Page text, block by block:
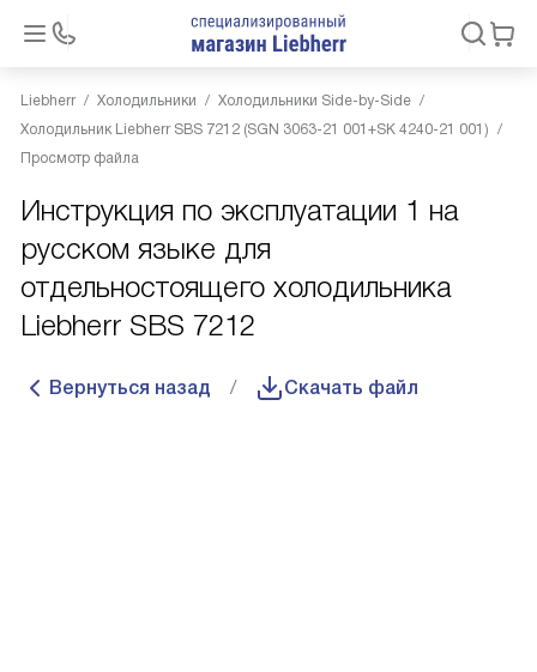
Liebherr Холодильники
Холодильники Side-by-Side
Холодильник Liebherr SBS 7212 (SGN 3063-21 001+SK 4240-21 001)
Просмотр файла
Инструкция по эксплуатации 1 на
русском языке для
отдельностоящего холодильника
Liebherr SBS 7212
Вернуться назад Скачать файл